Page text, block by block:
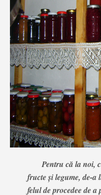
Pentru că la noi,
fructe și legume, de-
felul de procedee de